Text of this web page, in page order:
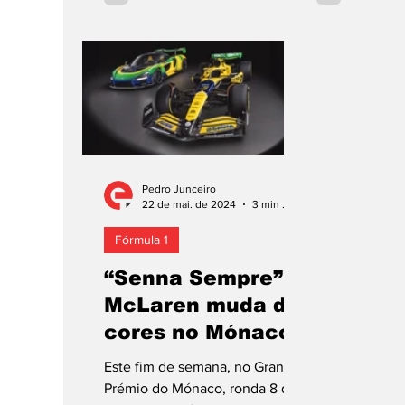
“Senna Sempre”:
McLaren muda de
cores no Mónaco
Este fim de semana, no Grande
Prémio do Mónaco, ronda 8 do
Fórmula 1
Pedro Junceiro
22 de mai. de 2024
3 min de leitura